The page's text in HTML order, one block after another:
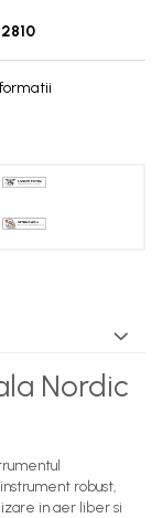
Nordic
robust,
in aer liber si